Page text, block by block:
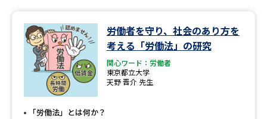
労働者を守り、社会のあり方を
考える「労働法」の研究
関心ワード：労働者
東京都立大学
天野 晋介 先生
「労働法」とは何か？